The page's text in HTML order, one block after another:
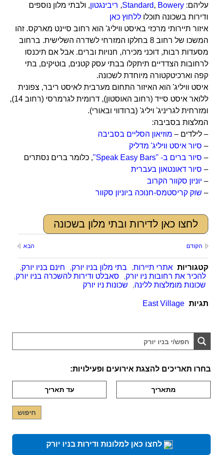
עליהם:
Standard, Bowery
, ריבינגטון, ולבתי מלון נוספים
ודירות בשכונה תוכלו ללחוץ כאן
איזור תיירותי מרכזי באיסט וויליג' הוא רחוב סיינט מארקס. זהו
המשכו של רחוב 8 בחלקו המזרחי לשדרה השלישית. ברחוב
מסעדות רבות, דוכני מכירה, חנויות וברים. אבל אם תיכנסו
לרחובות הצדדיים תיתקלו בבתי עסק קטנים, בוטיקים, בתי
קפה וארכיטקטורה מיוחדת לשכונה.
איסט וויליג' הוא האיזור התחום מערבית לאיסט ריבר, צפונית
ללואר איסט סייד (רחוב האוסטון), דרומית לגרמרסי (רחוב 14),
ומזרחית לגריניג' ויליג' (ברודווי ובאורי).
המלצות בסביבה:
– לילדים – מוזיאון הסליים בסביבה
– סיור איסט וויליג' מדליק
– סיור ברים ב- "Speak Easy Bars"
, כלומר ברים נסתרים
– סיור דאונטאון בעברית
– יוניון סקוור הקרוב
– שוק קריסטמס-חנוכה ביוניון סקוור
לחצו כאן לדירות ובתי מלון בשכונה
הקודם הבא
קטגוריות אתרי תיירות, בתי מלון בניו יורק, חינם בניו יורק,
להכיר את רחובות ניו יורק, סאבלט ודירות להשכרה בניו יורק,
שכונות מומלצות ללינה, שכונות ניו יורק
תגיות East Village
בחרו תאריכים להצגת אירועים ופעילויות:
לחצו כאן למלונות ודירות בניו יורק